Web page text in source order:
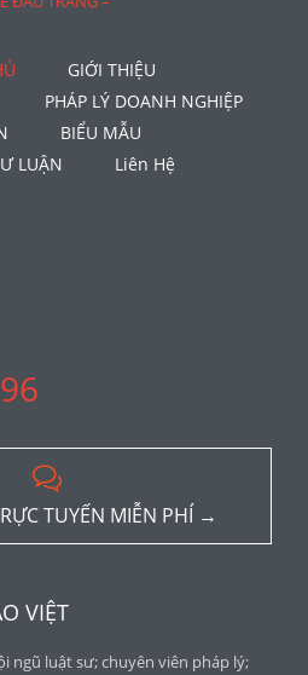
GIỚI THIỆU
PHÁP LÝ DOANH NGHIỆP
BIỂU MẪU
LUẬN
Liên Hệ

TUYẾN MIỄN PHÍ →
VIỆT
ngũ luật sư; chuyên viên pháp lý;